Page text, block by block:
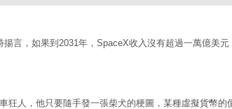
揚言，如果到2031年，SpaceX收入沒有超過一萬億美元
狂人，他只要隨手發一張柴犬的梗圖，某種虛擬貨幣的